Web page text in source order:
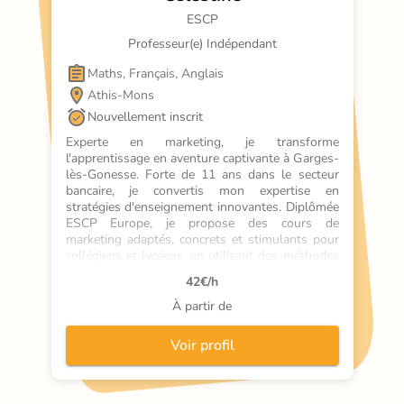
ESCP
Professeur(e) Indépendant
Maths, Français, Anglais
Athis-Mons
Nouvellement inscrit
Experte en marketing, je transforme
l'apprentissage en aventure captivante à Garges-
lès-Gonesse. Forte de 11 ans dans le secteur
bancaire, je convertis mon expertise en
stratégies d'enseignement innovantes. Diplômée
ESCP Europe, je propose des cours de
marketing adaptés, concrets et stimulants pour
collégiens et lycéens, en utilisant des méthodes
interactives basées sur des cas réels
d'entreprises. Mon objectif : révéler le potentiel
de chaque élève à travers des approches
42€/h
À partir de
Voir profil